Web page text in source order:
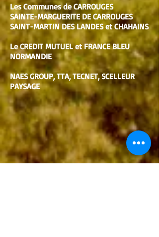
Les Communes de CARROUGES
SAINTE-MARGUERITE DE CARROUGES
SAINT-MARTIN DES LANDES et CHAHAINS
Le CREDIT MUTUEL et FRANCE BLEU
NORMANDIE
NAES GROUP, TTA, TECNET, SCELLEUR
PAYSAGE